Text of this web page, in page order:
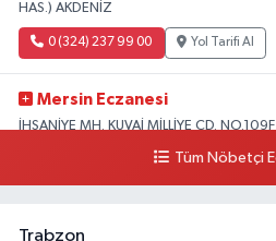
HAS.) AKDENİZ
0 (324) 237 99 00 Yol Tarifi Al
Mersin Eczanesi
İHSANİYE MH. KUVAİ MİLLİYE CD.
Tüm Nöbetçi
Trabzon